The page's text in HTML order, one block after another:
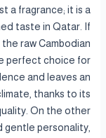
a fragrance; it is a
taste in Qatar. If
raw Cambodian
perfect choice for
and leaves an
thanks to its
On the other
gentle personality,